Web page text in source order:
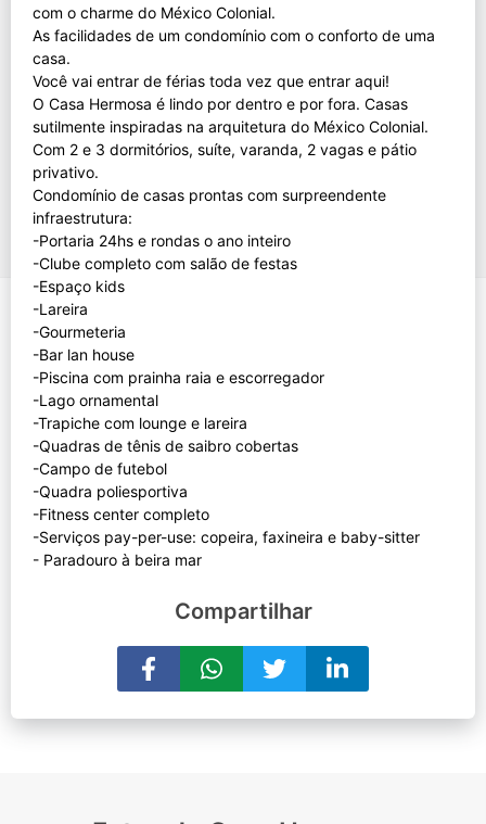
com o charme do México Colonial.
As facilidades de um condomínio com o conforto de uma
casa.
Você vai entrar de férias toda vez que entrar aqui!
O Casa Hermosa é lindo por dentro e por fora. Casas
sutilmente inspiradas na arquitetura do México Colonial.
Com 2 e 3 dormitórios, suíte, varanda, 2 vagas e pátio
privativo.
Condomínio de casas prontas com surpreendente
infraestrutura:
-Portaria 24hs e rondas o ano inteiro
-Clube completo com salão de festas
-Espaço kids
-Lareira
-Gourmeteria
-Bar lan house
-Piscina com prainha raia e escorregador
-Lago ornamental
-Trapiche com lounge e lareira
-Quadras de tênis de saibro cobertas
-Campo de futebol
-Quadra poliesportiva
-Fitness center completo
-Serviços pay-per-use: copeira, faxineira e baby-sitter
Compartilhar